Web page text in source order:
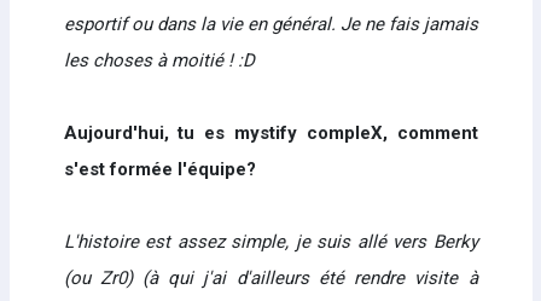
esportif ou dans la vie en général. Je ne fais jamais
les choses à moitié ! :D
Aujourd'hui, tu es mystify compleX, comment
s'est formée l'équipe?
L'histoire est assez simple, je suis allé vers Berky
(ou Zr0) (à qui j'ai d'ailleurs été rendre visite à